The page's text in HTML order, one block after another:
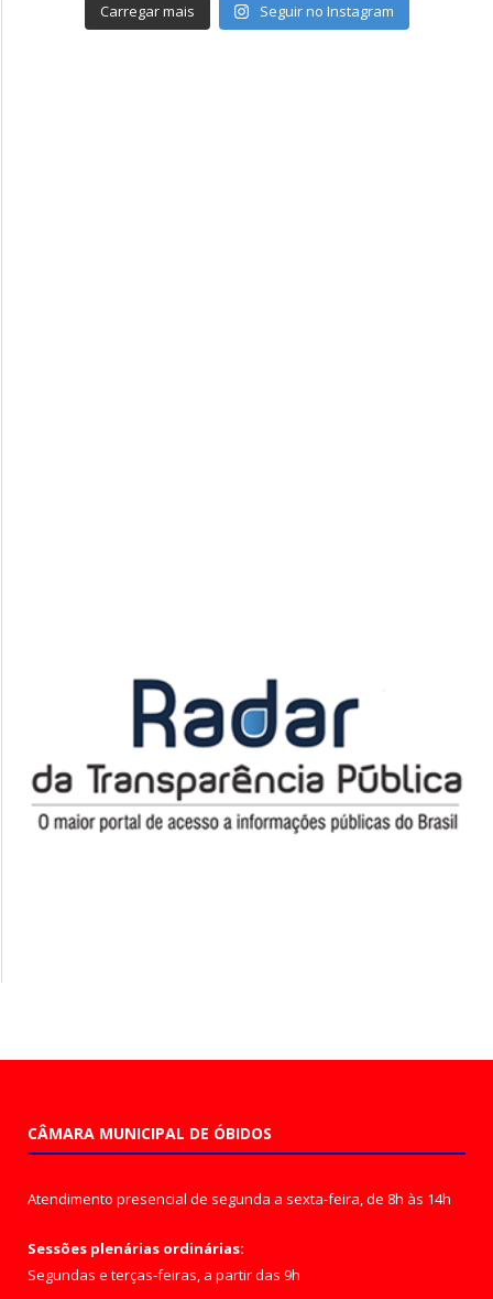
Carregar mais Seguir no Instagram
CÂMARA MUNICIPAL DE ÓBIDOS
Atendimento presencial de segunda a sexta-feira, de 8h às 14h
Sessões plenárias ordinárias:
Segundas e terças-feiras, a partir das 9h